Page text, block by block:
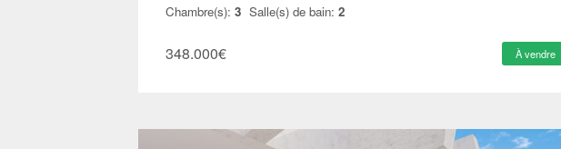
Chambre(s): 3 Salle(s) de bain: 2
348.000€ À vendre